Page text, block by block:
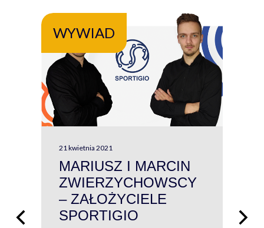
WYWIAD
21 kwietnia 2021
MARIUSZ I MARCIN
ZWIERZYCHOWSCY
– ZAŁOŻYCIELE
SPORTIGIO